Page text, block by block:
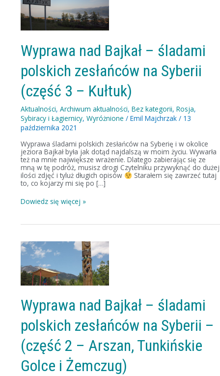
Wyprawa nad Bajkał – śladami
polskich zesłańców na Syberii
(część 3 – Kułtuk)
Aktualności,Archiwum aktualności,Bez kategorii,Rosja,
Sybiracy i Łagiernicy,Wyróżnione /Emil Majchrzak/ 13
października 2021
Wyprawa śladami polskich zesłańców na Syberię i w okolice
jeziora Bajkał była jak dotąd najdalszą w moim życiu. Wywarła
też na mnie największe wrażenie. Dlatego zabierając się ze
mną w tę podróż, musisz drogi Czytelniku przywyknąć do dużej
ilości zdjęć i tyluż długich opisów
Starałem się zawrzeć tutaj
to, co kojarzy mi się po […]
Bajkał
–
śladami
polskich
na
Syberii
(część
3
–
Kułtuk)
Dowiedz się więcej »
Wyprawa nad Bajkał – śladami
polskich zesłańców na Syberii –
(część 2 – Arszan, Tunkińskie
Golce i Żemczug)
Wyprawa
nad
Bajkał
–
śladami
polskich
na
Syberii
(część
2
–
Arszan,
Tunkińskie
Golce
i